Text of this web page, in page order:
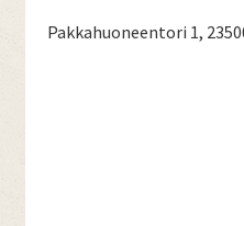
Pakkahuoneentori 1,